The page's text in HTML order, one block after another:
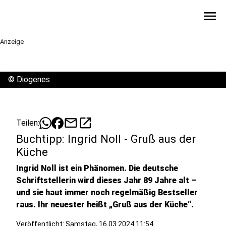
menu
Anzeige
© Diogenes
Teilen: mailopen_in_new
Buchtipp: Ingrid Noll - Gruß aus der
Küche
Ingrid Noll ist ein Phänomen. Die deutsche
Schriftstellerin wird dieses Jahr 89 Jahre alt –
und sie haut immer noch regelmäßig Bestseller
raus. Ihr neuester heißt „Gruß aus der Küche“.
Veröffentlicht: Samstag, 16.03.2024 11:54